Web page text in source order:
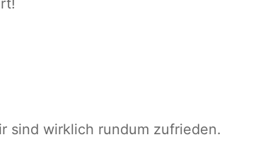
sind wirklich rundum zufrieden.